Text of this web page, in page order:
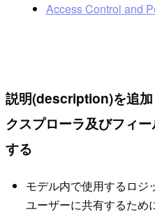
Access Control and
説明(description)を追
クスプローラ及びフィ
する
モデル内で使用するロジ
ユーザーに共有するため